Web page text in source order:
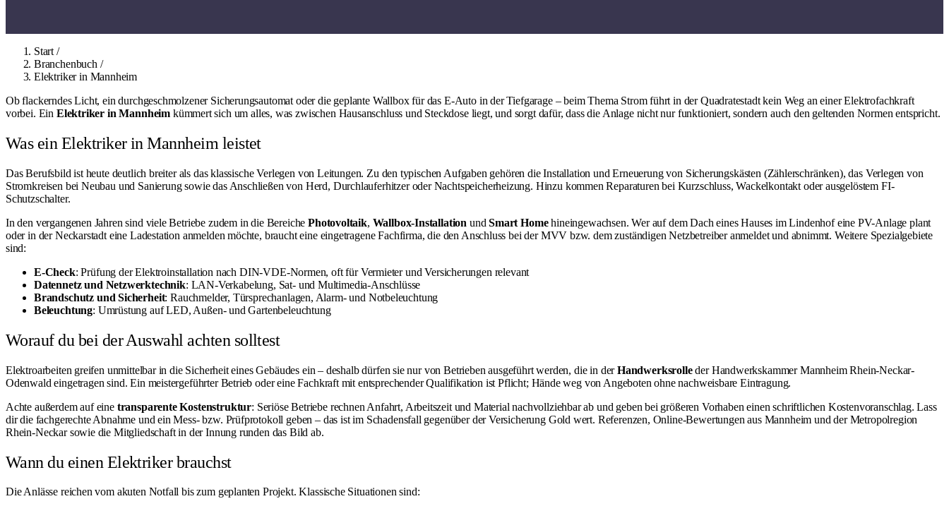
Start /
Branchenbuch /
Elektriker in Mannheim
Ob flackerndes Licht, ein durchgeschmolzener Sicherungsautomat oder die geplante Wallbox für das E-Auto in der Tiefgarage – beim Thema Strom führt in der Quadratestadt kein Weg an einer Elektrofachkraft
vorbei. Ein Elektriker in Mannheim kümmert sich um alles, was zwischen Hausanschluss und Steckdose liegt, und sorgt dafür, dass die Anlage nicht nur funktioniert, sondern auch den geltenden Normen entspricht.
Was ein Elektriker in Mannheim leistet
Das Berufsbild ist heute deutlich breiter als das klassische Verlegen von Leitungen. Zu den typischen Aufgaben gehören die Installation und Erneuerung von Sicherungskästen (Zählerschränken), das Verlegen von
Stromkreisen bei Neubau und Sanierung sowie das Anschließen von Herd, Durchlauferhitzer oder Nachtspeicherheizung. Hinzu kommen Reparaturen bei Kurzschluss, Wackelkontakt oder ausgelöstem FI-
Schutzschalter.
In den vergangenen Jahren sind viele Betriebe zudem in die BereichePhotovoltaik, Wallbox-Installation undSmart Homehineingewachsen. Wer auf dem Dach eines Hauses im Lindenhof eine PV-Anlage plant
oder in der Neckarstadt eine Ladestation anmelden möchte, braucht eine eingetragene Fachfirma, die den Anschluss bei der MVV bzw. dem zuständigen Netzbetreiber anmeldet und abnimmt. Weitere Spezialgebiete
sind:
E-Check: Prüfung der Elektroinstallation nach DIN-VDE-Normen, oft für Vermieter und Versicherungen relevant
Datennetz und Netzwerktechnik: LAN-Verkabelung, Sat- und Multimedia-Anschlüsse
Brandschutz und Sicherheit: Rauchmelder, Türsprechanlagen, Alarm- und Notbeleuchtung
Beleuchtung: Umrüstung auf LED, Außen- und Gartenbeleuchtung
Worauf du bei der Auswahl achten solltest
Elektroarbeiten greifen unmittelbar in die Sicherheit eines Gebäudes ein – deshalb dürfen sie nur von Betrieben ausgeführt werden, die in derHandwerksrolleder Handwerkskammer Mannheim Rhein-Neckar-
Odenwald eingetragen sind. Ein meistergeführter Betrieb oder eine Fachkraft mit entsprechender Qualifikation ist Pflicht; Hände weg von Angeboten ohne nachweisbare Eintragung.
Achte außerdem auf eine transparente Kostenstruktur: Seriöse Betriebe rechnen Anfahrt, Arbeitszeit und Material nachvollziehbar ab und geben bei größeren Vorhaben einen schriftlichen Kostenvoranschlag. Lass
dir die fachgerechte Abnahme und ein Mess- bzw. Prüfprotokoll geben – das ist im Schadensfall gegenüber der Versicherung Gold wert. Referenzen, Online-Bewertungen aus Mannheim und der Metropolregion
Rhein-Neckar sowie die Mitgliedschaft in der Innung runden das Bild ab.
Wann du einen Elektriker brauchst
Die Anlässe reichen vom akuten Notfall bis zum geplanten Projekt. Klassische Situationen sind: